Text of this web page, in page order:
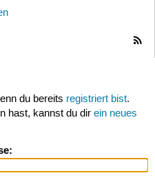
du bereits registriert bist.
hast, kannst du dir ein neues